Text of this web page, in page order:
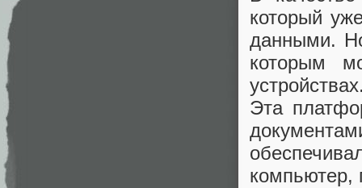
который
данными.
которым
Эта
компьютер,